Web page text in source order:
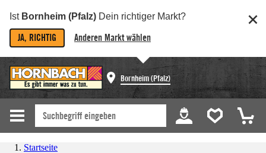
Ist Bornheim (Pfalz) Dein richtiger Markt?
JA, RICHTIG Anderen Markt wählen
Bornheim (Pfalz)
Startseite